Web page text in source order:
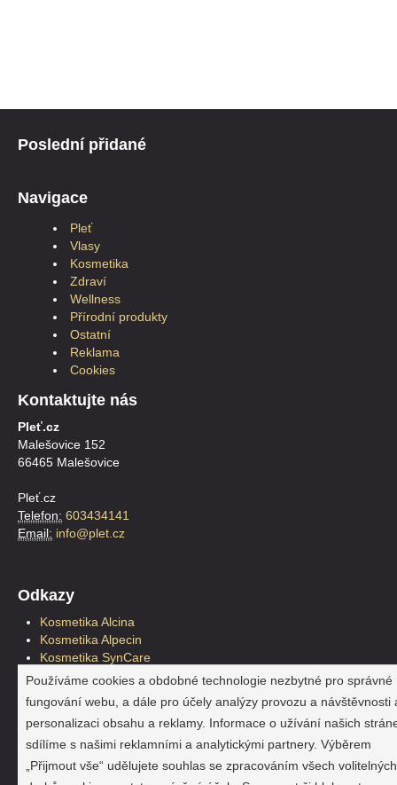
Poslední přidané
Navigace
Pleť
Vlasy
Kosmetika
Zdraví
Wellness
Přírodní produkty
Ostatní
Reklama
Cookies
Kontaktujte nás
Pleť.cz
Malešovice 152
66465 Malešovice
Pleť.cz
Telefon: 603434141
Email: info@plet.cz
Odkazy
Kosmetika Alcina
Kosmetika Alpecin
Kosmetika SynCare
Kosmetika Plantur39
Pleťová kosmetika
Reklama a marketing
Hračky a doplňky
Jahho.cz
SynCare
Používáme cookies a obdobné technologie nezbytné pro správné
fungování webu, a dále pro účely analýzy provozu a návštěvnosti
personalizaci obsahu a reklamy. Informace o užívání našich
sdílíme s našimi reklamními a analytickými partnery. Výběrem
„Přijmout vše“ udělujete souhlas se zpracováním všech volitelných